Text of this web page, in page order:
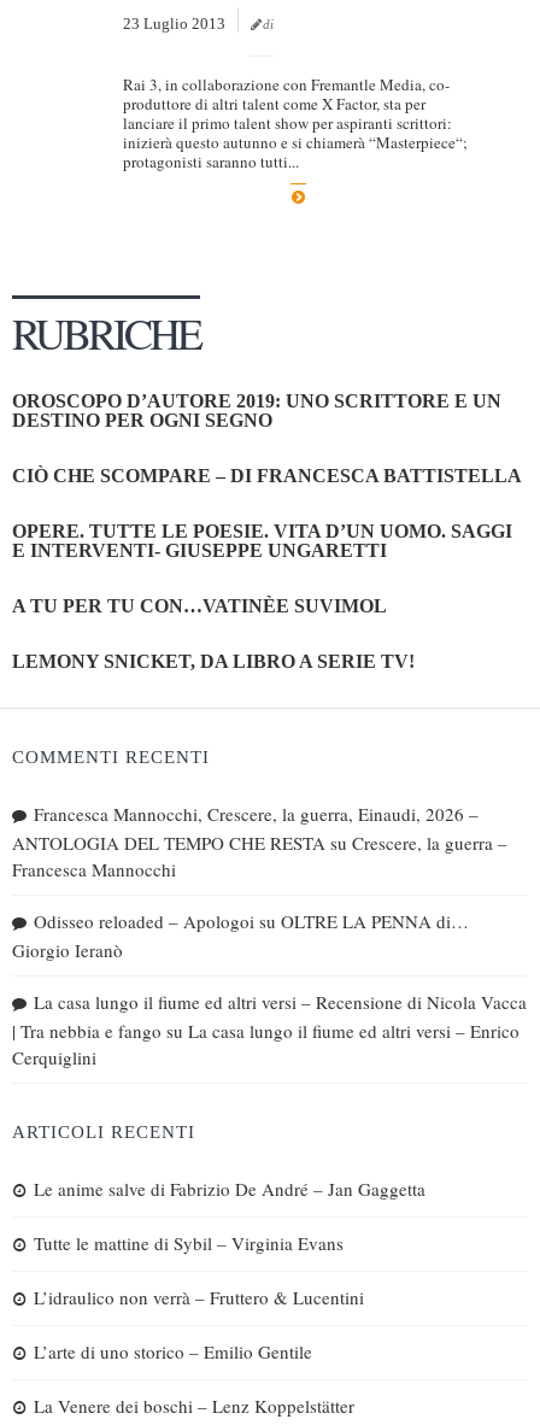
Partnership
Giallo Stresa
Premio Chiara
Marketing
23 Luglio 2013 di
Rai 3, in collaborazione con Fremantle Media, co-
produttore di altri talent come X Factor, sta per
lanciare il primo talent show per aspiranti scrittori:
inizierà questo autunno e si chiamerà “Masterpiece“;
protagonisti saranno tutti...
RUBRICHE
OROSCOPO D’AUTORE 2019: UNO SCRITTORE E UN
DESTINO PER OGNI SEGNO
CIÒ CHE SCOMPARE – DI FRANCESCA BATTISTELLA
OPERE. TUTTE LE POESIE. VITA D’UN UOMO. SAGGI
E INTERVENTI- GIUSEPPE UNGARETTI
A TU PER TU CON…VATINÈE SUVIMOL
LEMONY SNICKET, DA LIBRO A SERIE TV!
COMMENTI RECENTI
Francesca Mannocchi, Crescere, la guerra, Einaudi, 2026 –
ANTOLOGIA DEL TEMPO CHE RESTA su Crescere, la guerra –
Francesca Mannocchi
Odisseo reloaded – Apologoi su OLTRE LA PENNA di…
Giorgio Ieranò
La casa lungo il fiume ed altri versi – Recensione di Nicola Vacca
| Tra nebbia e fango su La casa lungo il fiume ed altri versi – Enrico
Cerquiglini
ARTICOLI RECENTI
Le anime salve di Fabrizio De André – Jan Gaggetta
Tutte le mattine di Sybil – Virginia Evans
L’idraulico non verrà – Fruttero & Lucentini
L’arte di uno storico – Emilio Gentile
La Venere dei boschi – Lenz Koppelstätter